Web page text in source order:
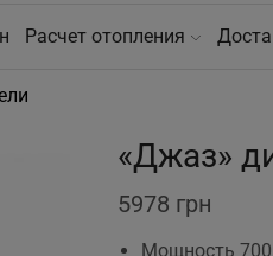
Расчет отопления
«Джаз»
5978 грн
Мощность